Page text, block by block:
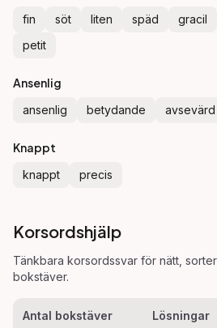
fin söt liten späd gracil
petit
Ansenlig
ansenlig betydande avsevärd
Knappt
knappt precis
Korsordshjälp
Tänkbara korsordssvar för nätt ,
bokstäver.
Antal bokstäver Lösningar